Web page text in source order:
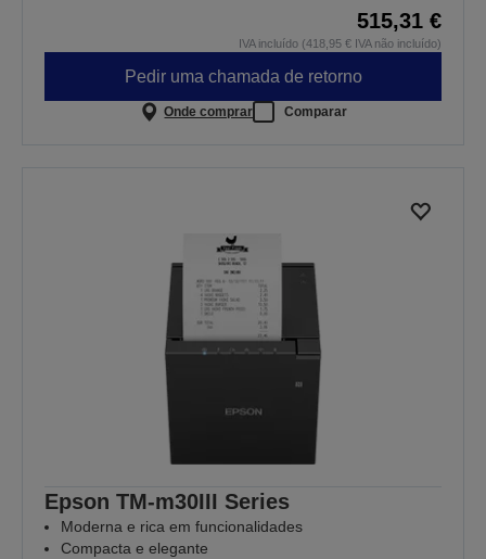
515,31 €
IVA incluído (418,95 € IVA não incluído)
Pedir uma chamada de retorno
Onde comprar Comparar
Epson TM-m30III Series
Moderna e rica em funcionalidades
Compacta e elegante